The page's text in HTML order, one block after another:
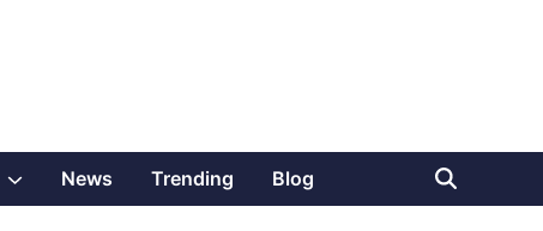
ShowNews Trending Blog